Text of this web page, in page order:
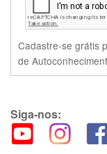
Cadastre-se grátis
de
Siga-nos: